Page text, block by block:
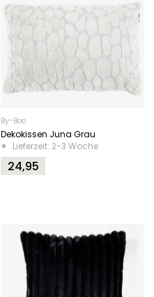
By-Boo
Dekokissen Juna Grau
Lieferzeit: 2-3 Woche
24,95